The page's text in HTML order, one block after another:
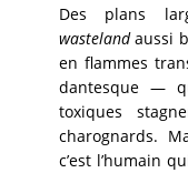
Des plans
wastelandaussi
en flammes
dantesque —
toxiques
charognards.
c’est l’humain